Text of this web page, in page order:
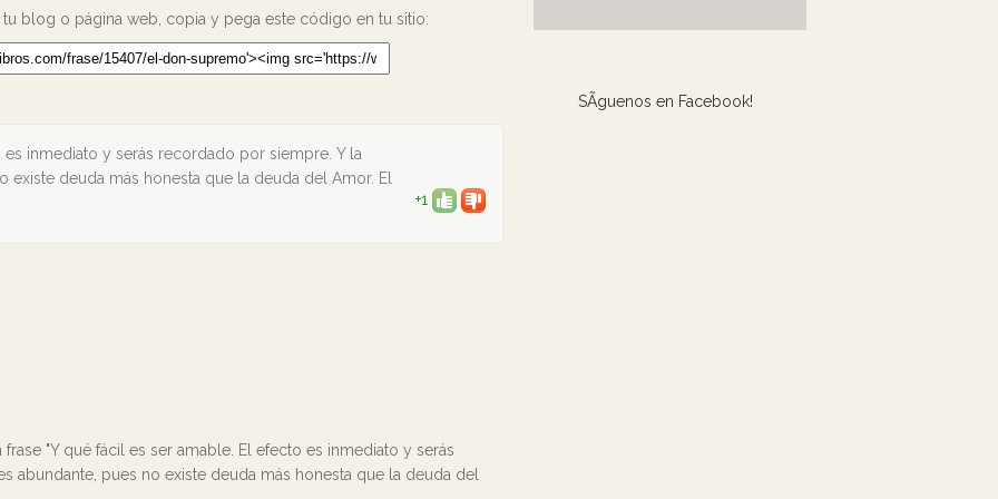
tu blog o página web, copia y pega este código en tu sitio:
inmediato y serás recordado por siempre. Y la
existe deuda más honesta que la deuda del Amor. El
+1
"Y qué fácil es ser amable. El efecto es inmediato y serás
abundante, pues no existe deuda más honesta que la deuda del
SÃ­guenos en Facebook!